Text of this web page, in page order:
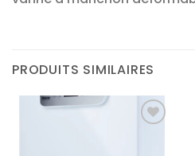
PRODUITS SIMILAIRES